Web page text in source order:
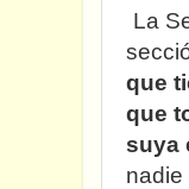
La
que
que
suya